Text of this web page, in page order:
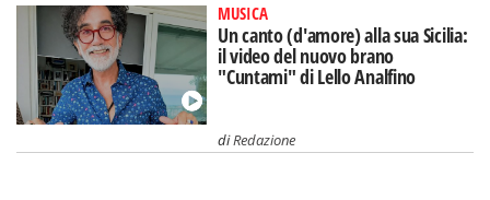
MUSICA
Un canto (d'amore) alla sua Sicilia:
il video del nuovo brano
"Cuntami" di Lello Analfino
diRedazione